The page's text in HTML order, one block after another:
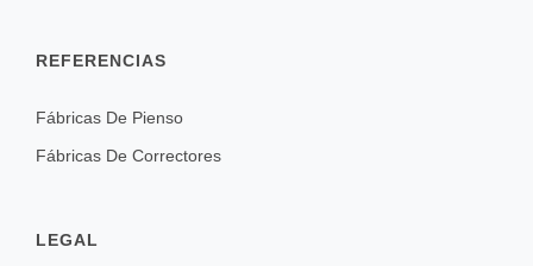
REFERENCIAS
Fábricas De Pienso
Fábricas De Correctores
LEGAL